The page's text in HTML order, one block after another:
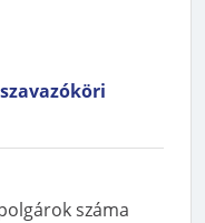
száma